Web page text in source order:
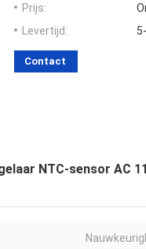
Prijs:
Levertijd:
Contact
NTC-sensor AC